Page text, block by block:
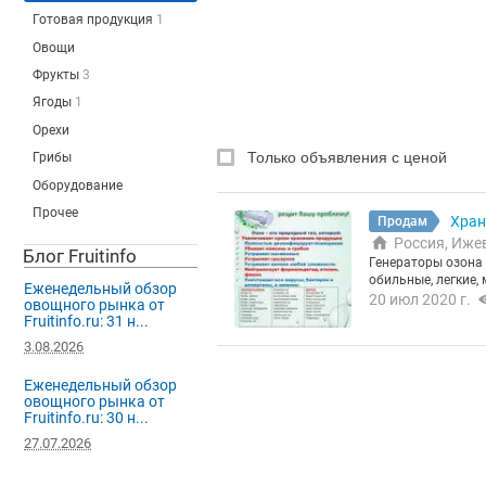
Готовая продукция 1
Овощи
Фрукты 3
Ягоды 1
Орехи
Грибы
Оборудование
Прочее
Блог Fruitinfo
Еженедельный обзор
овощного рынка от
Fruitinfo.ru: 31 н...
3.08.2026
Еженедельный обзор
овощного рынка от
Fruitinfo.ru: 30 н...
27.07.2026
Только объявления с ценой
Продам
Россия,
Генераторы
обильные,
я. Применяются в
льников,
ремя и деньги.
5 000 руб. до 83
20 июл 2020 г.